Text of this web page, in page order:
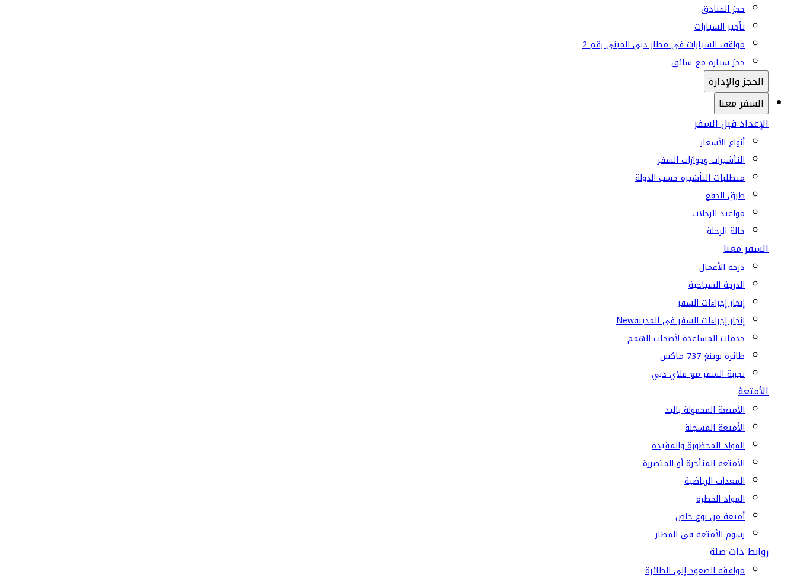
حجز الفنادق
تأجير السيارات
مواقف السيارات في مطار دبي المبنى رقم 2
حجز سيارة مع سائق
الحجز والإدارة
السفر معنا
الإعداد قبل السفر
أنواع الأسعار
التأشيرات وجوازات السفر
متطلبات التأشيرة حسب الدولة
طرق الدفع
مواعيد الرحلات
حالة الرحلة
السفر معنا
درجة الأعمال
الدرجة السياحية
إنجاز إجراءات السفر
إنجاز إجراءات السفر في المدينةNew
خدمات المساعدة لأصحاب الهمم
طائرة بوينغ 737 ماكس
تجربة السفر مع فلاي دبي
الأمتعة
الأمتعة المحمولة باليد
الأمتعة المسجلة
المواد المحظورة والمقيدة
الأمتعة المتأخرة أو المتضررة
المعدات الرياضية
المواد الخطرة
أمتعة من نوع خاص
رسوم الأمتعة في المطار
روابط ذات صلة
موافقة الصعود إلى الطائرة